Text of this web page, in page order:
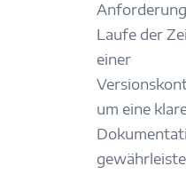
Laufe der
einer
um eine